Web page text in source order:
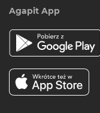
Agapit App